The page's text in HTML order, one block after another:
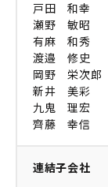
戸田 和幸
瀬野 敏昭
有麻 和秀
渡邉 修史
岡野 栄次郎
新井 美彩
九鬼 理宏
齊藤 幸信
連結子会社